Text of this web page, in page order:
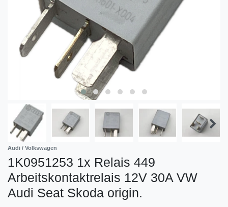
Audi / Volkswagen
1K0951253 1x Relais 449
Arbeitskontaktrelais 12V 30A VW
Audi Seat Skoda origin.